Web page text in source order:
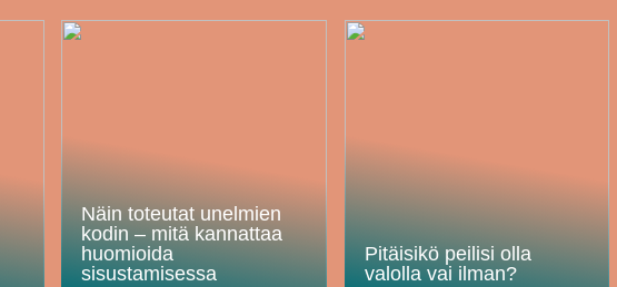
Näin toteutat unelmien
kodin – mitä kannattaa
huomioida
sisustamisessa
Pitäisikö peilisi olla
valolla vai ilman?